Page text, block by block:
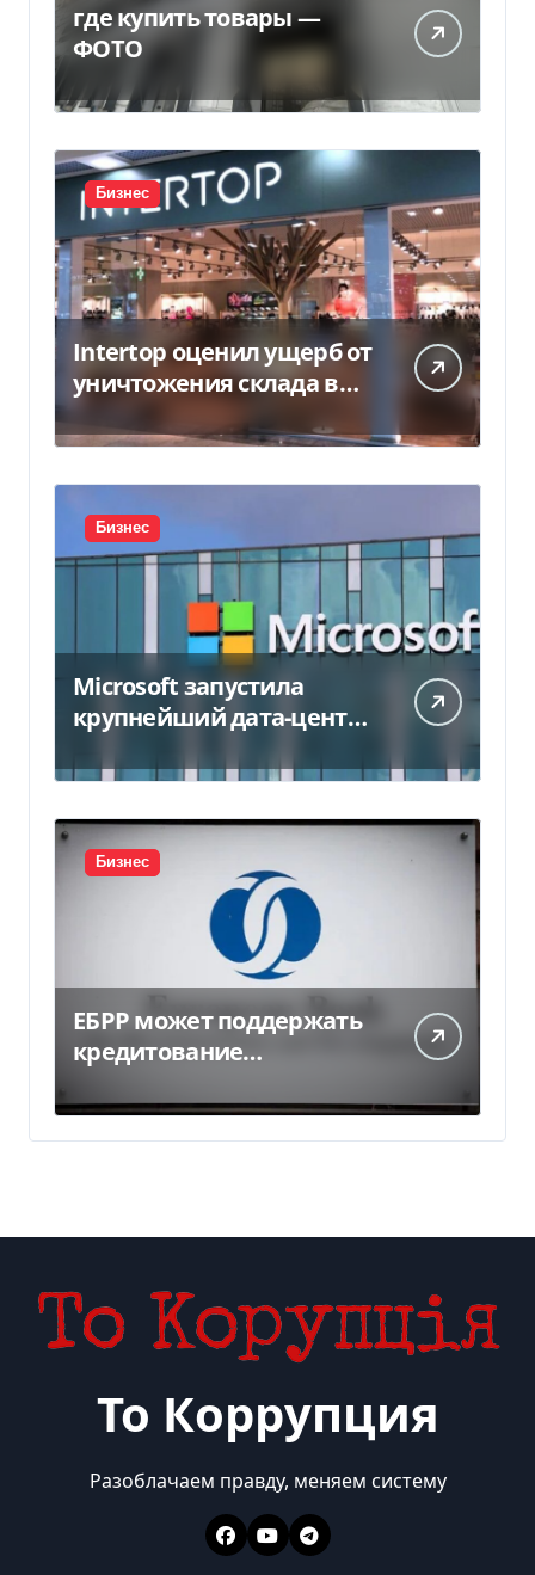
где купить товары —
ФОТО
Бизнес
Intertop оценил ущерб от
уничтожения склада в
Бизнес
Microsoft запустила
крупнейший дата-центр
миллиарда
Бизнес
ЕБРР может поддержать
кредитование
300 млн евро — Delo.ua
То Коррупция
Разоблачаем правду, меняем систему